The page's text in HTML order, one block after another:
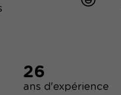
26
ans d'expérience